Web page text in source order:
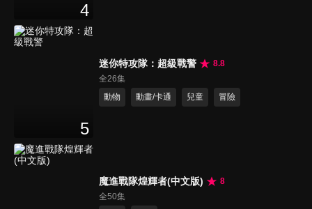
4
5
迷你特攻隊：超級戰警
8.8
全26集
動物
動畫/卡通 兒童 冒險
魔進戰隊煌輝者(中文版)
8
全50集